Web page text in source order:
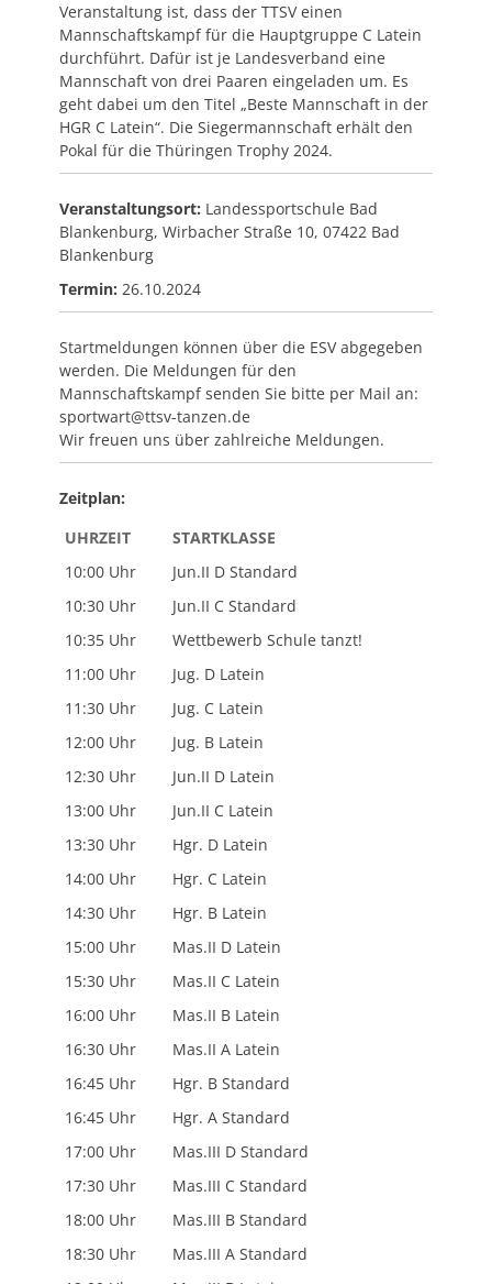
Veranstaltung ist, dass der TTSV einen
Mannschaftskampf für die Hauptgruppe C Latein
durchführt. Dafür ist je Landesverband eine
Mannschaft von drei Paaren eingeladen um. Es
geht dabei um den Titel „Beste Mannschaft in der
HGR C Latein“. Die Siegermannschaft erhält den
Pokal für die Thüringen Trophy 2024.
Veranstaltungsort: Landessportschule Bad
Blankenburg, Wirbacher Straße 10, 07422 Bad
Blankenburg
Termin: 26.10.2024
Startmeldungen können über die ESV abgegeben
werden. Die Meldungen für den
Mannschaftskampf senden Sie bitte per Mail an:
sportwart@ttsv-tanzen.de
Wir freuen uns über zahlreiche Meldungen.
Zeitplan:
UHRZEIT
STARTKLASSE
10:00 Uhr
Jun.II D Standard
10:30 Uhr
Jun.II C Standard
10:35 Uhr
Wettbewerb Schule tanzt!
11:00 Uhr
Jug. D Latein
11:30 Uhr
Jug. C Latein
12:00 Uhr
Jug. B Latein
12:30 Uhr
Jun.II D Latein
13:00 Uhr
Jun.II C Latein
13:30 Uhr
Hgr. D Latein
14:00 Uhr
Hgr. C Latein
14:30 Uhr
Hgr. B Latein
15:00 Uhr
Mas.II D Latein
15:30 Uhr
Mas.II C Latein
16:00 Uhr
Mas.II B Latein
16:30 Uhr
Mas.II A Latein
16:45 Uhr
Hgr. B Standard
16:45 Uhr
Hgr. A Standard
17:00 Uhr
Mas.III D Standard
17:30 Uhr
Mas.III C Standard
18:00 Uhr
Mas.III B Standard
18:30 Uhr
Mas.III A Standard